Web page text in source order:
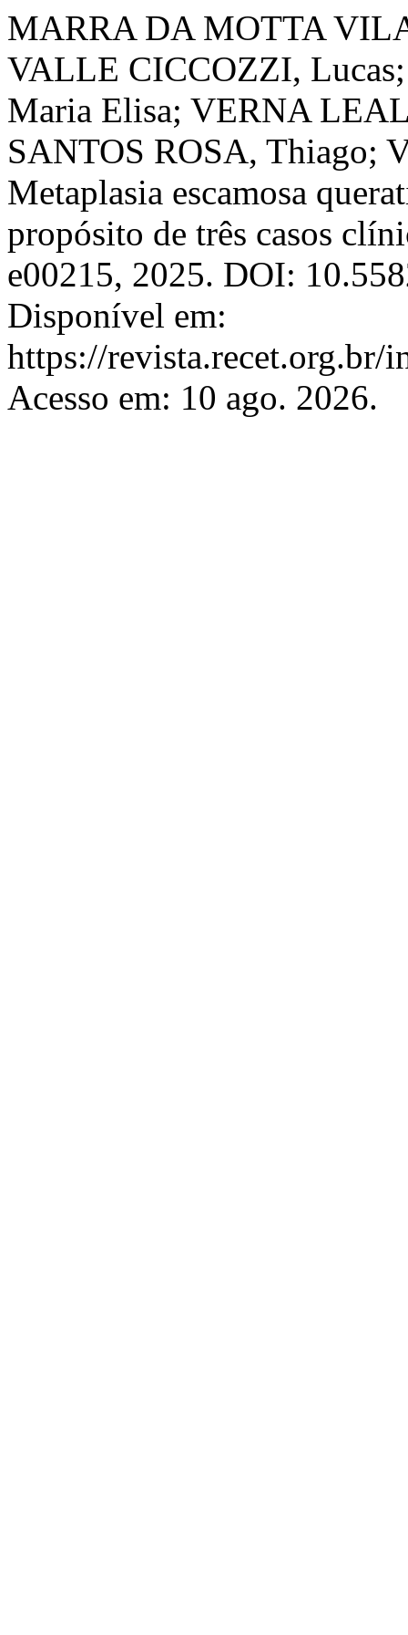
MARRA DA MOTTA
VALLE CICCOZZI,
Maria Elisa; VERNA
SANTOS ROSA, Thiago;
Metaplasia escamosa
propósito de três casos
e00215, 2025. DOI:
Disponível em:
https://revista.recet.org.br/
Acesso em: 10 ago. 2026.